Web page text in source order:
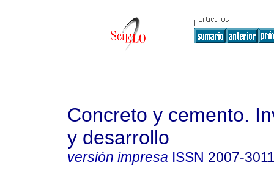
Concreto y cemento.
y desarrollo
versión impresa ISSN 2007-